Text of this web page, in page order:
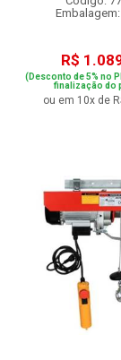
R$
(Desconto de 5% no
finalização do
ou em 10x de